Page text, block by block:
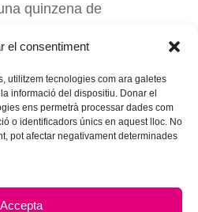
el consentiment
utilitzem tecnologies com ara galetes
informació del dispositiu. Donar el
ens permetrà processar dades com
o identificadors únics en aquest lloc. No
pot afectar negativament determinades
Accepta
quinzena de